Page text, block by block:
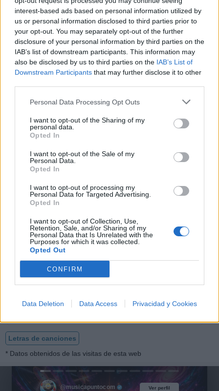
interest-based ads based on personal information utilized by
us or personal information disclosed to third parties prior to
your opt-out. You may separately opt-out of the further
disclosure of your personal information by third parties on the
IAB’s list of downstream participants. This information may
also be disclosed by us to third parties on the IAB’s List of
Downstream Participants that may further disclose it to other
Personal Data Processing Opt Outs
I want to opt-out of the Sharing of my
personal data.
Opted In
I want to opt-out of the Sale of my
Personal Data.
Opted In
I want to opt-out of processing my
Personal Data for Targeted Advertising.
Opted In
I want to opt-out of Collection, Use,
Retention, Sale, and/or Sharing of my
Personal Data that Is Unrelated with the
Purposes for which it was collected.
Opted Out
CONFIRM
Data Deletion Data Access Privacidad y Cookies
Mix Te Sueño
Corazón Serrano
Anderson Raura
Ayer Hable Con Dios
Al Final del Día
Grupo Firme
Letras de canciones
* Datos obtenidos de las visitas de esta web
Ver perfil
@musicapuntocom Ver perfil